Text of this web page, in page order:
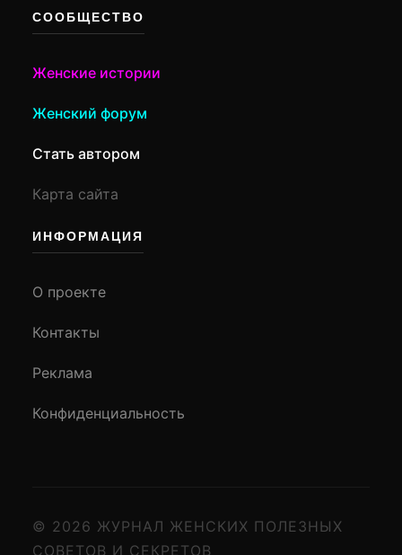
СООБЩЕСТВО
Женские истории
Женский форум
Стать автором
Карта сайта
ИНФОРМАЦИЯ
О проекте
Контакты
Реклама
Конфиденциальность
© 2026 ЖУРНАЛ ЖЕНСКИХ ПОЛЕЗНЫХ
СОВЕТОВ И СЕКРЕТОВ